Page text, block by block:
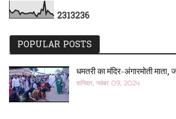
2313236
POPULAR POSTS
धमतरी का मंदिर-अंगारमोती माता,
शनिवार, नवंबर 09, 2024